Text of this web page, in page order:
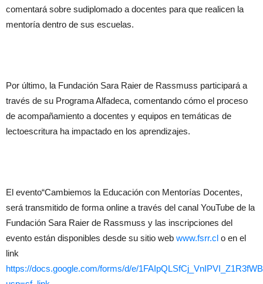
comentará sobre sudiplomado a docentes para que realicen la
mentoría dentro de sus escuelas.
Por último, la Fundación Sara Raier de Rassmuss participará a
través de su Programa Alfadeca, comentando cómo el proceso
de acompañamiento a docentes y equipos en temáticas de
lectoescritura ha impactado en los aprendizajes.
El evento“Cambiemos la Educación con Mentorías Docentes,
será transmitido de forma online a través del canal YouTube de la
Fundación Sara Raier de Rassmuss y las inscripciones del
evento están disponibles desde su sitio web www.fsrr.cl o en el
link
https://docs.google.com/forms/d/e/